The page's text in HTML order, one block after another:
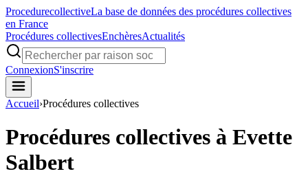
ProcedurecollectiveLa base de données des procédures collectives
en France
Procédures collectivesEnchèresActualités
ConnexionS'inscrire
Accueil›Procédures collectives
Procédures collectives à Evette
Salbert